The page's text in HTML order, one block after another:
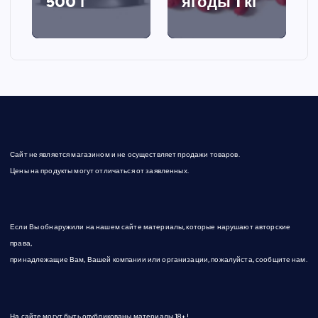
Сайт не является магазином и не осуществляет продажи товаров.
Цены на продукты могут отличаться от заявленных.
Если Вы обнаружили на нашем сайте материалы, которые нарушают авторские
права,
принадлежащие Вам, Вашей компании или организации, пожалуйста, сообщите нам.
На сайте могут быть опубликованы материалы 18+!